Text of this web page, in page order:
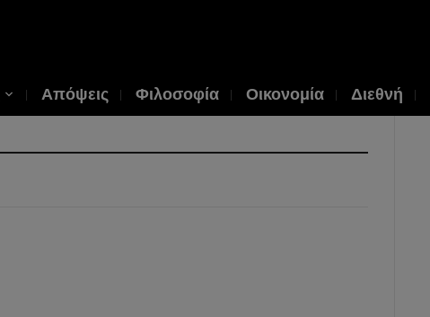
Απόψεις Φιλοσοφία Οικονομία Διεθνή